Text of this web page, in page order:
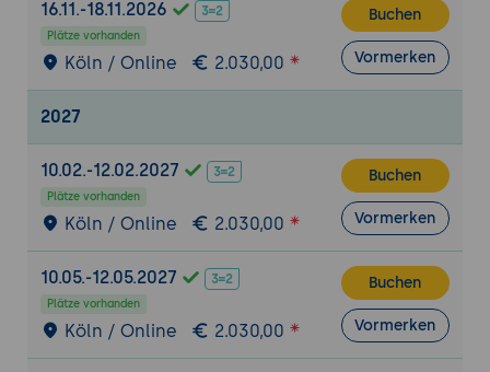
Berechtigungskonzepte
Sicherheitsaspekte in APEX-Anwendungen
10. Deployment und Best Practices
Export und Import von Anwendungen
Versionierung und Change Management
Performance-Optimierung und Wartung
Praktische Übung
Teilnehmer erstellen eine vollständige
APEX-Anwendung mit Datentabellen,
entwickeln interaktive Reports,
implementieren Formulare mit CRUD-
Funktionalität, konfigurieren Validierungen
16.11.-18.11.2026
Plätze vorhanden
Köln / Online 2.030,00
Buchen
Vormerken
2027
10.02.-12.02.2027
Plätze vorhanden
Köln / Online 2.030,00
Buchen
Vormerken
10.05.-12.05.2027
Plätze vorhanden
Köln / Online 2.030,00
Buchen
Vormerken